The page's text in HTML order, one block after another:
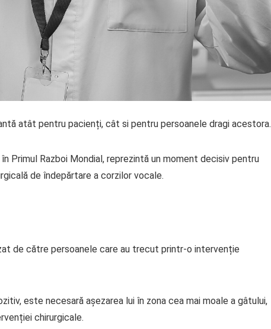
atât pentru pacienți, cât si pentru persoanele dragi acestora.
Primul Razboi Mondial, reprezintă un moment decisiv pentru
de îndepărtare a corzilor vocale.
de către persoanele care au trecut printr-o intervenție
este necesară așezarea lui în zona cea mai moale a gâtului,
chirurgicale.